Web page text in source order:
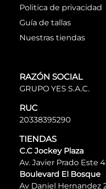
Politica de privacidad
Guía de tallas
Nuestras tiendas
RAZÓN SOCIAL
GRUPO YES S.A.C.
RUC
20338395290
TIENDAS
C.C Jockey Plaza
Av. Javier Prado Este
Boulevard El Bosque
Av Daniel Hernandez